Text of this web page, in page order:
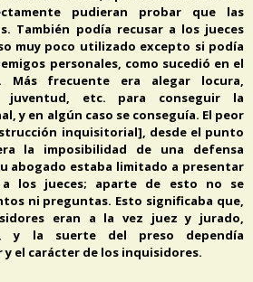
pudieran probar que las
También podía recusar a los jueces
muy poco utilizado excepto si podía
personales, como sucedió en el
Más frecuente era alegar locura,
juventud, etc. para conseguir la
y en algún caso se conseguía. El peor
inquisitorial], desde el punto
la imposibilidad de una defensa
abogado estaba limitado a presentar
los jueces; aparte de esto no se
ni preguntas. Esto significaba que,
eran a la vez juez y jurado,
y la suerte del preso dependía
el carácter de los inquisidores.